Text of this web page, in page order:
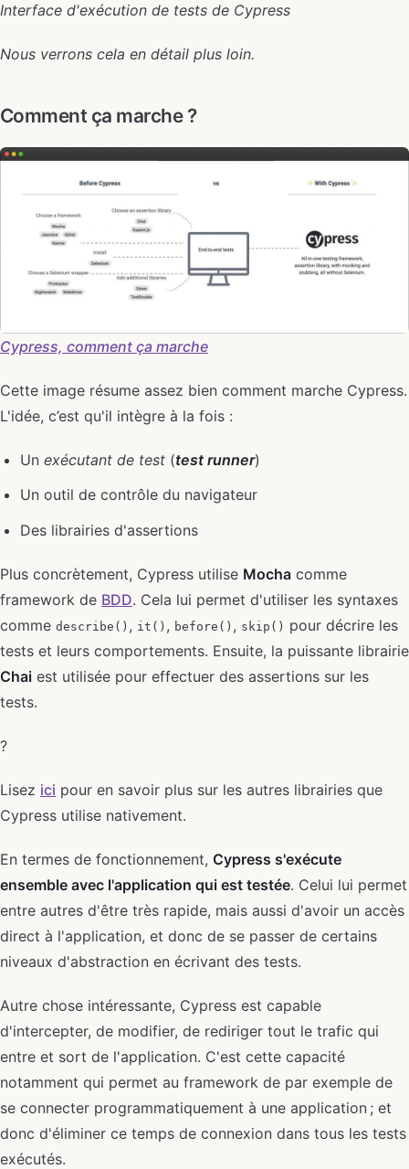
Interface d'exécution de tests de Cypress
Nous verrons cela en détail plus loin.
Comment ça marche ?
Cypress, comment ça marche
Cette image résume assez bien comment marche Cypress.
L'idée, c’est qu'il intègre à la fois :
Unexécutant de test (test runner)
Un outil de contrôle du navigateur
Des librairies d'assertions
Plus concrètement, Cypress utilise Mocha comme
framework de BDD. Cela lui permet d'utiliser les syntaxes
comme describe() , it() , before() , skip() pour décrire les
tests et leurs comportements. Ensuite, la puissante librairie
Chai est utilisée pour effectuer des assertions sur les
tests.
?
Lisez ici pour en savoir plus sur les autres librairies que
Cypress utilise nativement.
En termes de fonctionnement, Cypress s'exécute
ensemble avec l'application qui est testée. Celui lui permet
entre autres d'être très rapide, mais aussi d'avoir un accès
direct à l'application, et donc de se passer de certains
niveaux d'abstraction en écrivant des tests.
Autre chose intéressante, Cypress est capable
d'intercepter, de modifier, de rediriger tout le trafic qui
entre et sort de l'application. C'est cette capacité
notamment qui permet au framework de par exemple de
se connecter programmatiquement à une application ; et
donc d'éliminer ce temps de connexion dans tous les tests
exécutés.